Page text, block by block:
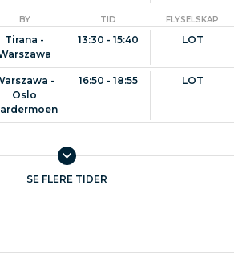
BY TID FLYSELSKAP
Tirana -
13:30 - 15:40 LOT
-
Oslo
16:50 - 18:55 LOT
SE FLERE TIDER